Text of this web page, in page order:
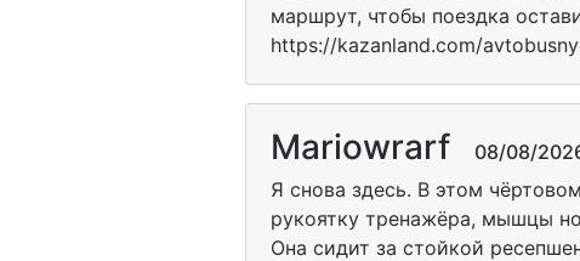
маршрут, чтобы поездка
https://kazanland.com/
Mariowrarf 08/08/2026
Я снова здесь. В этом
рукоятку тренажёра, мышцы
Она сидит за стойкой